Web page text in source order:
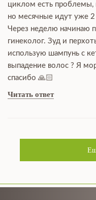
циклом есть проблемы,
но месячные идут уже
Через неделю начинаю
гинеколог. Зуд и
использую шампунь с
выпадение волос ? Я
спасибо 🙏🏻
Читать ответ